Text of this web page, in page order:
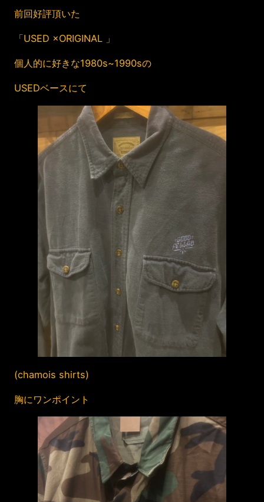
前回好評頂いた
「USED ×ORIGINAL 」
個人的に好きな1980s~1990sの
USEDベースにて
(chamois shirts)
胸にワンポイント